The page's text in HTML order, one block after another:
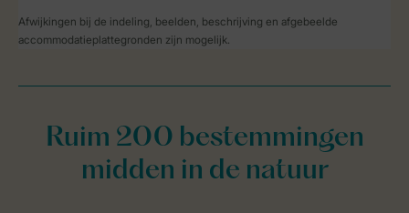
Afwijkingen bij de indeling, beelden, beschrijving en afgebeelde
accommodatieplattegronden zijn mogelijk.
Ruim 200 bestemmingen
midden in de natuur